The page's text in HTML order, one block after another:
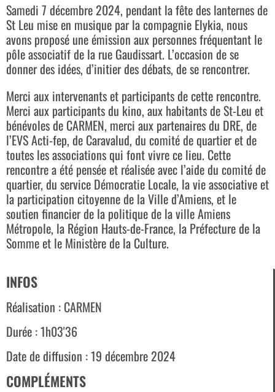
Samedi 7 décembre 2024, pendant la fête des lanternes de
St Leu mise en musique par la compagnie Elykia, nous
avons proposé une émission aux personnes fréquentant le
pôle associatif de la rue Gaudissart. L’occasion de se
donner des idées, d’initier des débats, de se rencontrer.
Merci aux intervenants et participants de cette rencontre.
Merci aux participants du kino, aux habitants de St-Leu et
bénévoles de CARMEN, merci aux partenaires du DRE, de
l’EVS Acti-fep, de Caravalud, du comité de quartier et de
toutes les associations qui font vivre ce lieu. Cette
rencontre a été pensée et réalisée avec l’aide du comité de
quartier, du service Démocratie Locale, la vie associative et
la participation citoyenne de la Ville d’Amiens, et le
soutien financier de la politique de la ville Amiens
Métropole, la Région Hauts-de-France, la Préfecture de la
Somme et le Ministère de la Culture.
INFOS
Réalisation : CARMEN
Durée : 1h03'36
Date de diffusion : 19 décembre 2024
COMPLÉMENTS